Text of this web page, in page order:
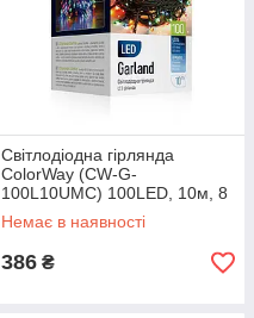
Світлодіодна гірлянда
ColorWay (CW-G-
100L10UMC) 100LED, 10м, 8
функцій
Немає в наявності
386 ₴